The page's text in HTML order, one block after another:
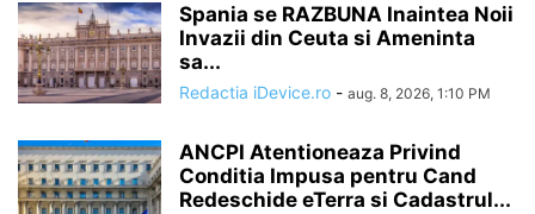
Spania se RAZBUNA Inaintea Noii
Invazii din Ceuta si Ameninta
sa...
Redactia iDevice.ro - aug. 8, 2026, 1:10 PM
ANCPI Atentioneaza Privind
Conditia Impusa pentru Cand
Redeschide eTerra si Cadastrul...